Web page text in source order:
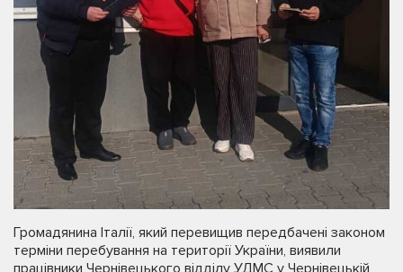
Громадянина Італії, який перевищив передбачені законом
терміни перебування на території України, виявили
працівники Чернівецького відділу УДМС у Чернівецькій